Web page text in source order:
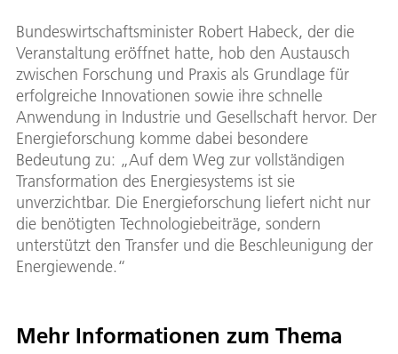
Bundeswirtschaftsminister Robert Habeck, der die
Veranstaltung eröffnet hatte, hob den Austausch
zwischen Forschung und Praxis als Grundlage für
erfolgreiche Innovationen sowie ihre schnelle
Anwendung in Industrie und Gesellschaft hervor. Der
Energieforschung komme dabei besondere
Bedeutung zu: „Auf dem Weg zur vollständigen
Transformation des Energiesystems ist sie
unverzichtbar. Die Energieforschung liefert nicht nur
die benötigten Technologiebeiträge, sondern
unterstützt den Transfer und die Beschleunigung der
Energiewende.“
Mehr Informationen zum Thema